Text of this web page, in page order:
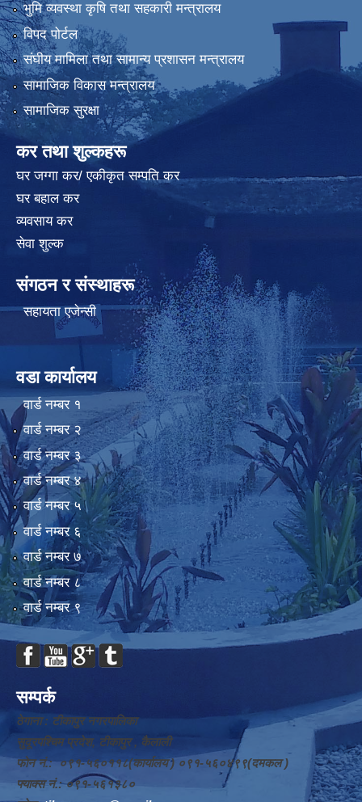
भुमि व्यवस्था कृषि तथा सहकारी मन्त्रालय
विपद पोर्टल
संघीय मामिला तथा सामान्य प्रशासन मन्त्रालय
सामाजिक विकास मन्त्रालय
सामाजिक सुरक्षा
कर तथा शुल्कहरू
घर जग्गा कर/ एकीकृत सम्पति कर
घर बहाल कर
व्यवसाय कर
सेवा शुल्क
संगठन र संस्थाहरू
सहायता एजेन्सी
वडा कार्यालय
वार्ड न‌म्बर १
वार्ड न‌म्बर २
वार्ड न‌म्बर ३
वार्ड न‌म्बर ४
वार्ड न‌म्बर ५
वार्ड न‌म्बर ६
वार्ड न‌म्बर ७
वार्ड न‌म्बर ८
वार्ड न‌म्बर ९
सम्पर्क
ठेगाना : टीकापुर नगरपालिका
सुदूरपश्चिम प्रदेश, टीकापुर , कैलाली
फोन नं.: ०९१-५६०११८(कार्यालय ) ०९१-५६०४९९(दमकल )
फ्याक्स नं.: ०९१-५६१३८०